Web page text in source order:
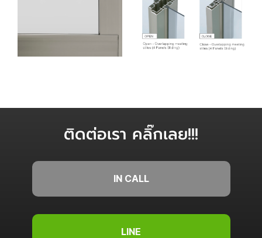
ติดต่อเรา คลิ๊กเลย!!!
IN CALL
LINE